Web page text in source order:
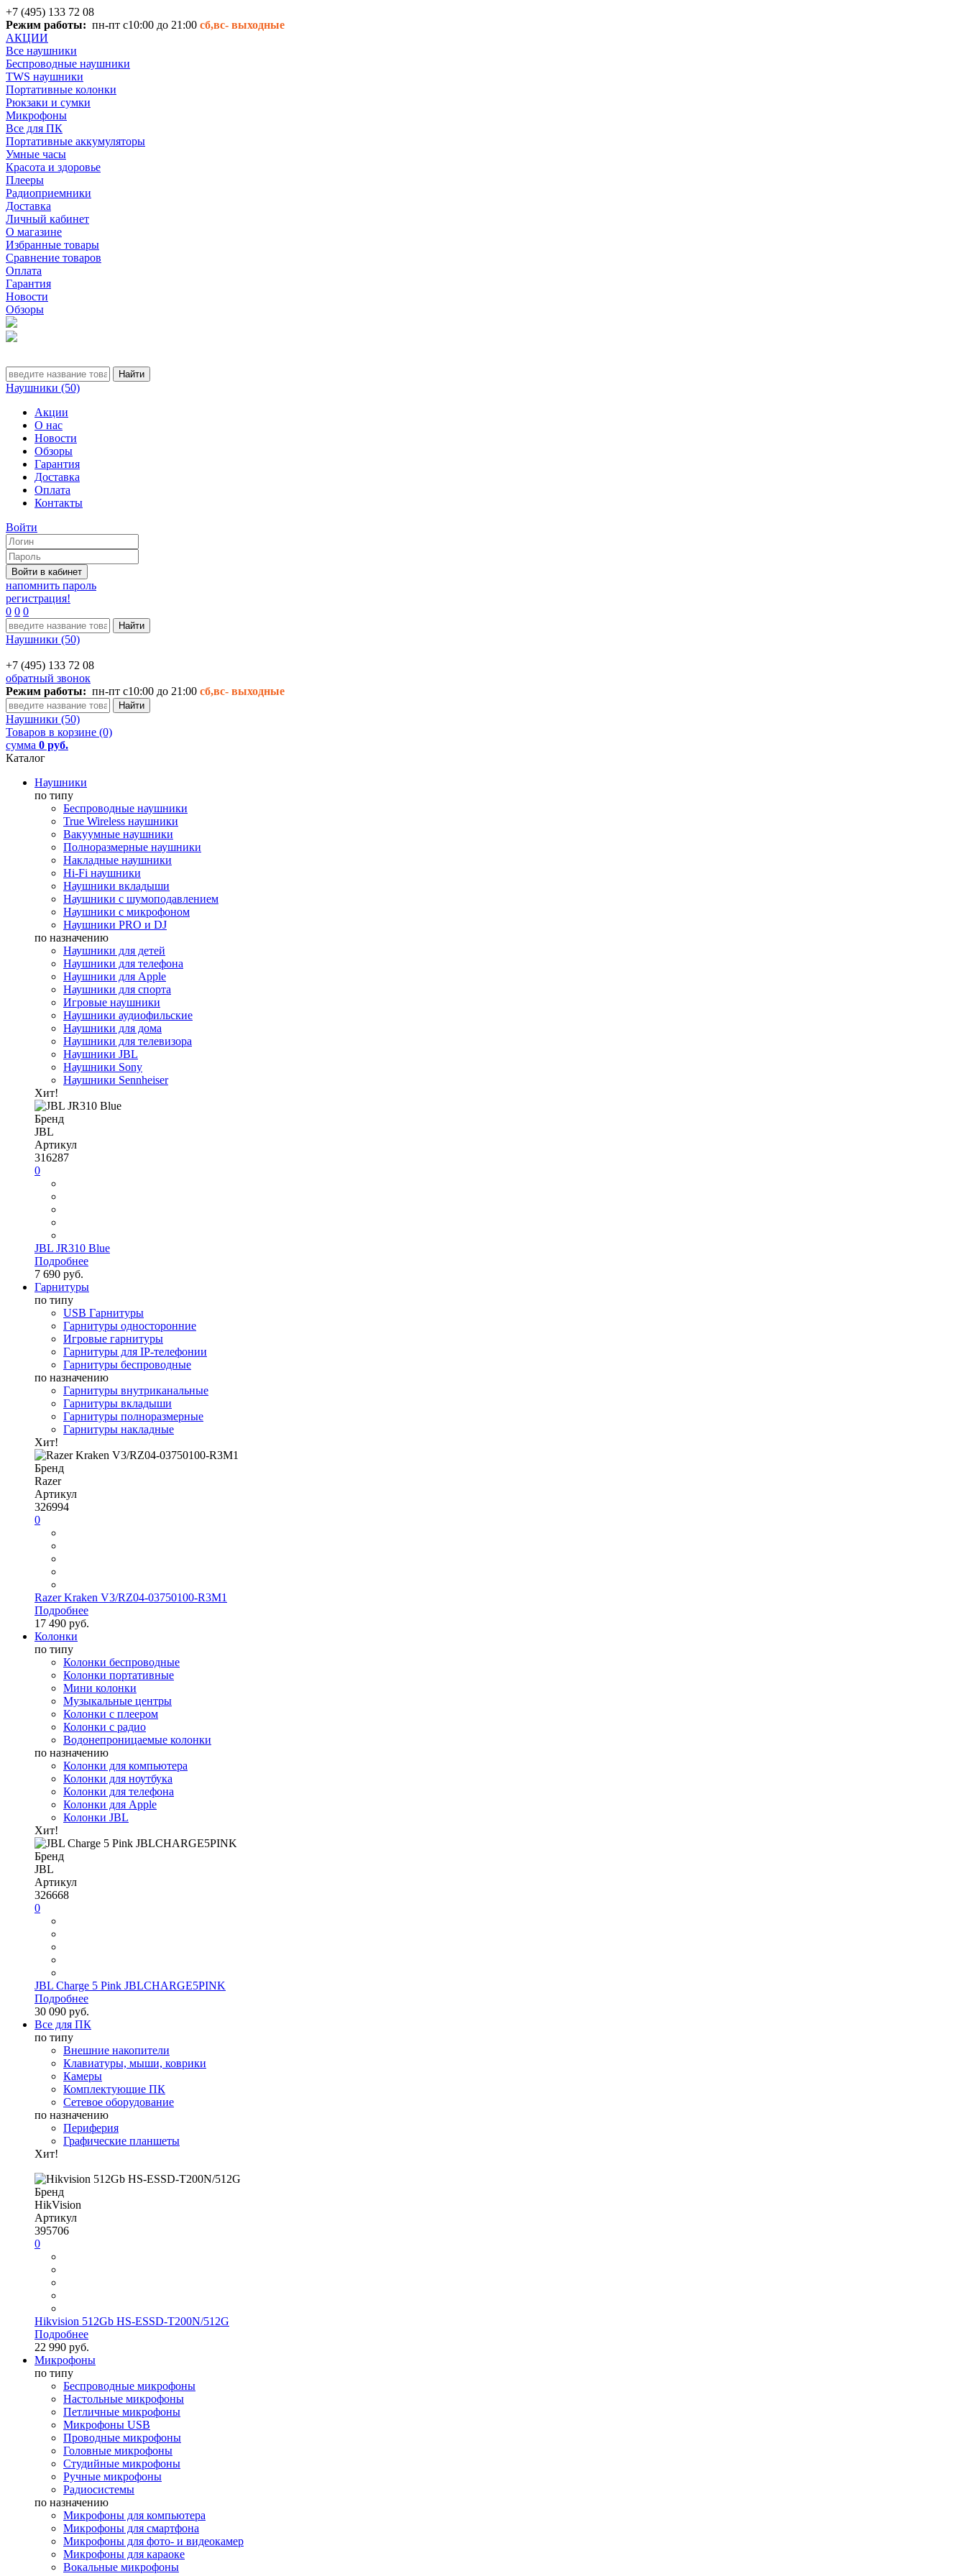
+7 (495) 133 72 08
Режим работы: пн-пт с10:00 до 21:00 сб,вс- выходные
АКЦИИ
Все наушники
Беспроводные наушники
TWS наушники
Портативные колонки
Рюкзаки и сумки
Микрофоны
Все для ПК
Портативные аккумуляторы
Умные часы
Красота и здоровье
Плееры
Радиоприемники
Доставка
Личный кабинет
О магазине
Избранные товары
Сравнение товаров
Оплата
Гарантия
Новости
Обзоры
Наушники (50)
Акции
О нас
Новости
Обзоры
Гарантия
Доставка
Оплата
Контакты
Войти
напомнить пароль
регистрация!
0 0 0
Наушники (50)
+7 (495) 133 72 08
обратный звонок
Режим работы: пн-пт с10:00 до 21:00 сб,вс- выходные
Наушники (50)
Товаров в корзине (0)
сумма 0 руб.
Каталог
Наушники
по типу
Беспроводные наушники
True Wireless наушники
Вакуумные наушники
Полноразмерные наушники
Накладные наушники
Hi-Fi наушники
Наушники вкладыши
Наушники с шумоподавлением
Наушники с микрофоном
Наушники PRO и DJ
по назначению
Наушники для детей
Наушники для телефона
Наушники для Apple
Наушники для спорта
Игровые наушники
Наушники аудиофильские
Наушники для дома
Наушники для телевизора
Наушники JBL
Наушники Sony
Наушники Sennheiser
Хит!
Бренд
JBL
Артикул
316287
0
JBL JR310 Blue
Подробнее
7 690 руб.
Гарнитуры
по типу
USB Гарнитуры
Гарнитуры односторонние
Игровые гарнитуры
Гарнитуры для IP-телефонии
Гарнитуры беспроводные
по назначению
Гарнитуры внутриканальные
Гарнитуры вкладыши
Гарнитуры полноразмерные
Гарнитуры накладные
Хит!
Бренд
Razer
Артикул
326994
0
Razer Kraken V3/RZ04-03750100-R3M1
Подробнее
17 490 руб.
Колонки
по типу
Колонки беспроводные
Колонки портативные
Мини колонки
Музыкальные центры
Колонки с плеером
Колонки с радио
Водонепроницаемые колонки
по назначению
Колонки для компьютера
Колонки для ноутбука
Колонки для телефона
Колонки для Apple
Колонки JBL
Хит!
Бренд
JBL
Артикул
326668
0
JBL Charge 5 Pink JBLCHARGE5PINK
Подробнее
30 090 руб.
Все для ПК
по типу
Внешние накопители
Клавиатуры, мыши, коврики
Камеры
Комплектующие ПК
Сетевое оборудование
по назначению
Периферия
Графические планшеты
Хит!
Бренд
HikVision
Артикул
395706
0
Hikvision 512Gb HS-ESSD-T200N/512G
Подробнее
22 990 руб.
Микрофоны
по типу
Беспроводные микрофоны
Настольные микрофоны
Петличные микрофоны
Микрофоны USB
Проводные микрофоны
Головные микрофоны
Студийные микрофоны
Ручные микрофоны
Радиосистемы
по назначению
Микрофоны для компьютера
Микрофоны для смартфона
Микрофоны для фото- и видеокамер
Микрофоны для караоке
Вокальные микрофоны